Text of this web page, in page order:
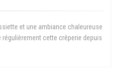
et une ambiance chaleureuse
cette crêperie depuis